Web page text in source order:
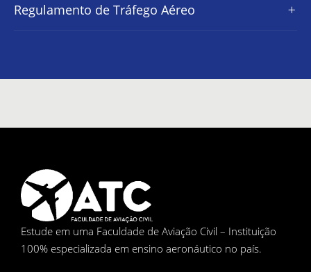
Regulamento de Tráfego Aéreo
Estude em uma Faculdade de Aviação Civil – Instituição
100% especializada em ensino aeronáutico no país.